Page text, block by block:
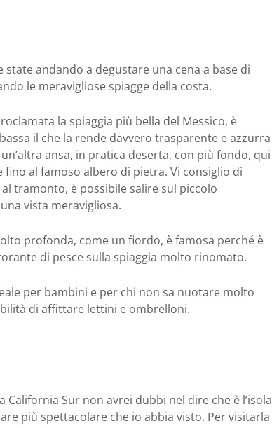
andando a degustare una cena a base di
le meravigliose spiagge della costa.
la spiaggia più bella del Messico, è
il che la rende davvero trasparente e azzurra
ansa, in pratica deserta, con più fondo, qui
al famoso albero di pietra. Vi consiglio di
tramonto, è possibile salire sul piccolo
vista meravigliosa.
profonda, come un fiordo, è famosa perché è
di pesce sulla spiaggia molto rinomato.
per bambini e per chi non sa nuotare molto
di affittare lettini e ombrelloni.
California Sur non avrei dubbi nel dire che è l’isola
più spettacolare che io abbia visto. Per visitarla